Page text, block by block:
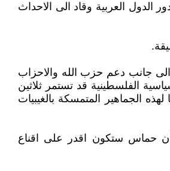
الدول العربية وقاد الى الاحداث
جانب دعم حزب الله والاحزاب
الفلسطينية قد تستمر ثلاثين
الجماهير المتمسكة بالغيبيات
فان حماس ستكون اقدر على اقناع